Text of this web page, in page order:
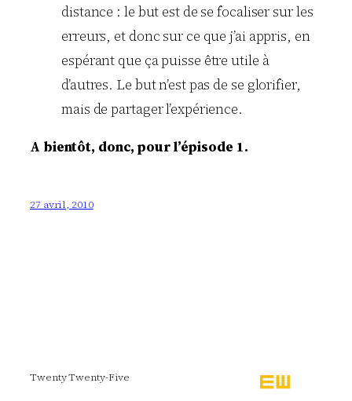
distance : le but est de se focaliser sur les
erreurs, et donc sur ce que j’ai appris, en
espérant que ça puisse être utile à
d’autres. Le but n’est pas de se glorifier,
mais de partager l’expérience.
A bientôt, donc, pour l’épisode 1.
27 avril, 2010
Twenty Twenty-Five